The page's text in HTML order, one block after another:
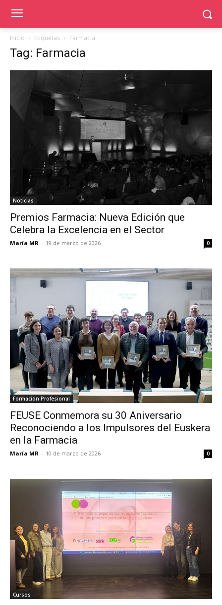
Inicio Etiquetas Farmacia
Tag: Farmacia
Noticias
Premios Farmacia: Nueva Edición que
Celebra la Excelencia en el Sector
María MR - 19 de marzo de 2026 0
Formación Profesional
FEUSE Conmemora su 30 Aniversario
Reconociendo a los Impulsores del Euskera
en la Farmacia
María MR - 10 de marzo de 2026 0
Cursos